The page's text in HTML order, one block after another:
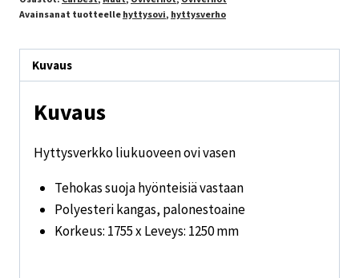
Avainsanat tuotteelle hyttysovi, hyttysverho
Kuvaus
Kuvaus
Hyttysverkko liukuoveen ovi vasen
Tehokas suoja hyönteisiä vastaan
Polyesteri kangas, palonestoaine
Korkeus: 1755 x Leveys: 1250 mm